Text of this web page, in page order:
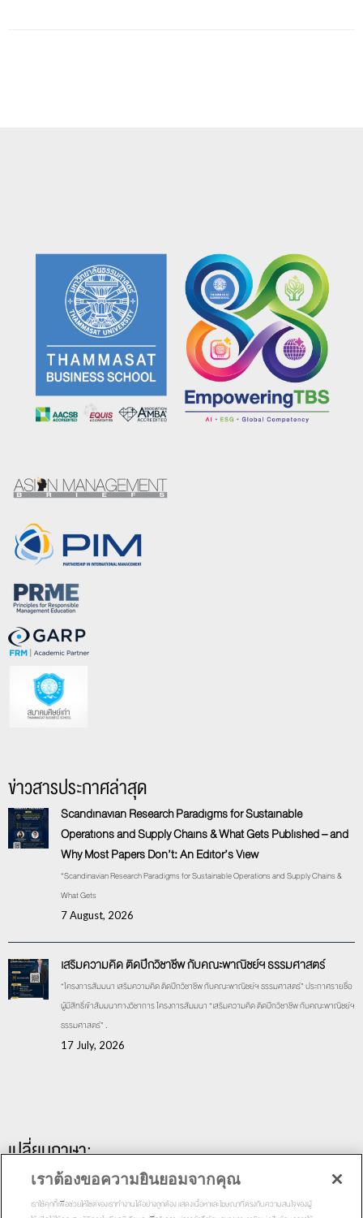
ข่าวสารประกาศล่าสุด
Scandinavian Research Paradigms for Sustainable
Operations and Supply Chains & What Gets Published – and
Why Most Papers Don’t: An Editor’s View
“Scandinavian Research Paradigms for Sustainable Operations and Supply Chains &
What Gets
7 August, 2026
เสริมความคิด ติดปีกวิชาชีพ กับคณะพาณิชย์ฯ ธรรมศาสตร์
“โครงการสัมมนา เสริมความคิด ติดปีกวิชาชีพ กับคณะพาณิชย์ฯ ธรรมศาสตร์” ประกาศรายชื่อ
ผู้มีสิทธิ์เข้าสัมมนาทางวิชาการ โครงการสัมมนา “เสริมความคิด ติดปีกวิชาชีพ กับคณะพาณิชย์ฯ
ธรรมศาสตร์” .
17 July, 2026
เปลี่ยนภาษา:
เราต้องขอความยินยอมจากคุณ
เราใช้คุกกี้เพื่อช่วยให้ไซต์ของเราทำงานได้อย่างถูกต้อง แสดงเนื้อหาและโฆษณาที่ตรงกับความสนใจของผู้